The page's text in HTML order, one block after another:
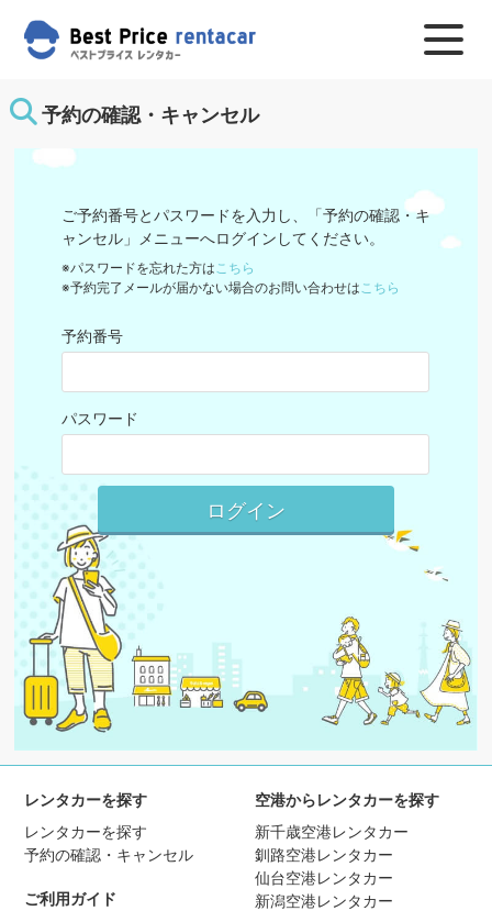
予約の確認・キャンセル
ご予約番号とパスワードを入力し、
「予約の確認・キ
ャンセル」メニューへログインしてください。
※パスワードを忘れた方はこちら
※予約完了メールが届かない場合のお問い合わせはこちら
予約番号
パスワード
レンタカーを探す
レンタカーを探す
予約の確認・キャンセル
ご利用ガイド
空港からレンタカーを探す
新千歳空港レンタカー
釧路空港レンタカー
仙台空港レンタカー
新潟空港レンタカー